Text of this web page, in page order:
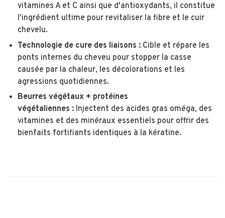
vitamines A et C ainsi que d'antioxydants, il constitue
l'ingrédient ultime pour revitaliser la fibre et le cuir
chevelu.
Technologie de cure des liaisons : Cible et répare les
ponts internes du cheveu pour stopper la casse
causée par la chaleur, les décolorations et les
agressions quotidiennes.
Beurres végétaux + protéines
végétaliennes : Injectent des acides gras oméga, des
vitamines et des minéraux essentiels pour offrir des
bienfaits fortifiants identiques à la kératine.